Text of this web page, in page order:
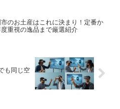
のお土産はこれに決まり！定番か
度重視の逸品まで厳選紹介
も同じ空